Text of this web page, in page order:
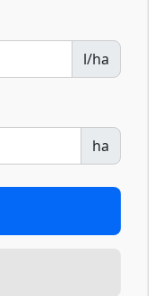
l/ha
ha